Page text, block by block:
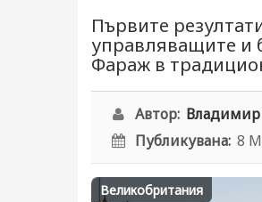
Първите
управляващите и
Фараж в
Автор:
Публикувана: 8
Великобритания